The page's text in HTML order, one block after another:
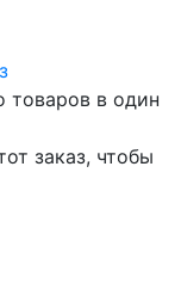
товаров в один
заказ, чтобы